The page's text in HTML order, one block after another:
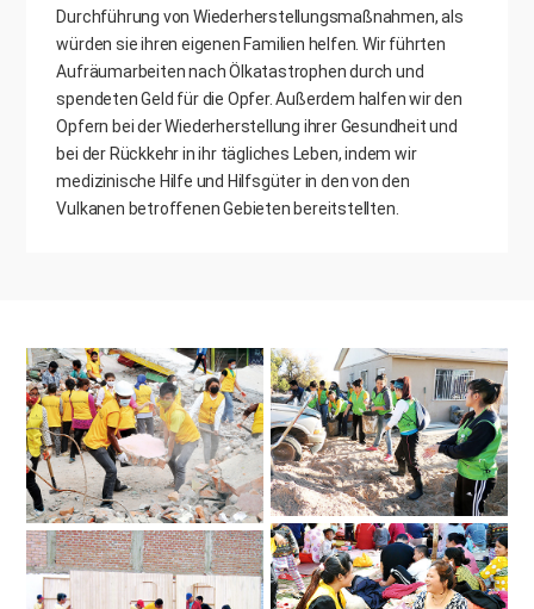
Durchführung von Wiederherstellungsmaßnahmen, als
würden sie ihren eigenen Familien helfen. Wir führten
Aufräumarbeiten nach Ölkatastrophen durch und
spendeten Geld für die Opfer. Außerdem halfen wir den
Opfern bei der Wiederherstellung ihrer Gesundheit und
bei der Rückkehr in ihr tägliches Leben, indem wir
medizinische Hilfe und Hilfsgüter in den von den
Vulkanen betroffenen Gebieten bereitstellten.